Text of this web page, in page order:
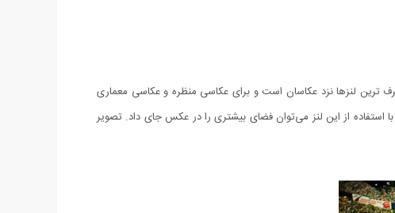
ترین لنزها نزد عکاسان است و برای عکاسی منظره و عکاسی معماری
استفاده از این لنز می‌توان فضای بیشتری را در عکس جای داد. تصویر